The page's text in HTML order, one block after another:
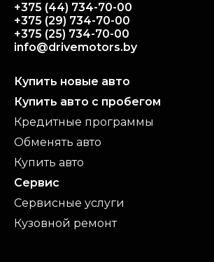
+375 (44) 734-70-00
+375 (29) 734-70-00
+375 (25) 734-70-00
info@drivemotors.by
Купить новые авто
Купить авто с пробегом
Кредитные программы
Обменять авто
Купить авто
Сервис
Сервисные услуги
Кузовной ремонт